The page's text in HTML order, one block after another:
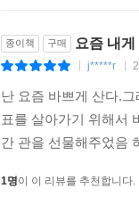
종이책 구매 요즘 내
j*****r
난 요즘 바쁘게 산다.
표를 살아가기 위해서
간 관을 선물해주었음
1명이 이 리뷰를 추천합니다.